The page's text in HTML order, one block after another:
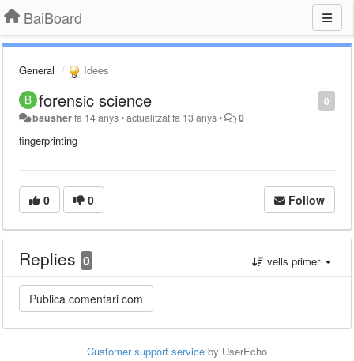
BaiBoard
General Idees
0
forensic science
bausherfa 14 anys•actualitzatfa 13 anys• 0
fingerprinting
0 0 Follow
Replies 0 vells primer
Customer support service by UserEcho